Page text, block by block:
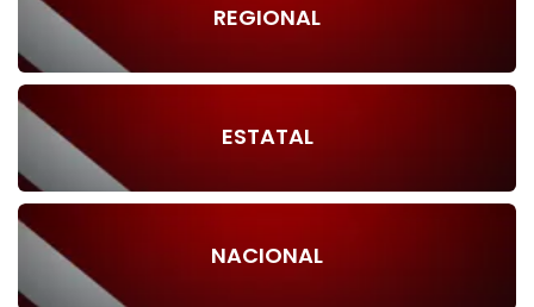
REGIONAL
ESTATAL
NACIONAL